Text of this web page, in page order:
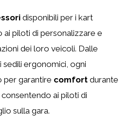
disponibili per i kart
piloti di personalizzare e
dei loro veicoli. Dalle
sedili ergonomici, ogni
per garantire comfort durante
ai piloti di
sulla gara.